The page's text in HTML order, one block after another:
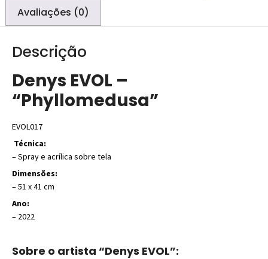
Avaliações (0)
Descrição
Denys EVOL –
“Phyllomedusa”
EVOL017
Técnica:
– Spray e acrílica sobre tela
Dimensões:
– 51 x 41 cm
Ano:
– 2022
Sobre o artista “Denys EVOL”: